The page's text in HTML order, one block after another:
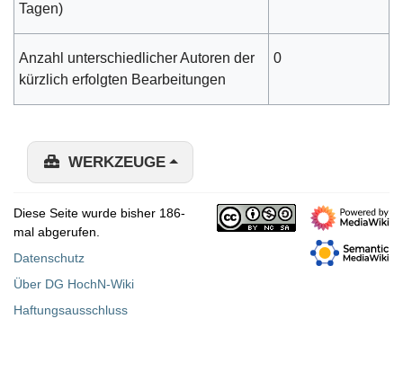
Tagen)
Anzahl unterschiedlicher Autoren der
kürzlich erfolgten Bearbeitungen
0
WERKZEUGE
Diese Seite wurde bisher 186-
mal abgerufen.
Datenschutz
Über DG HochN-Wiki
Haftungsausschluss